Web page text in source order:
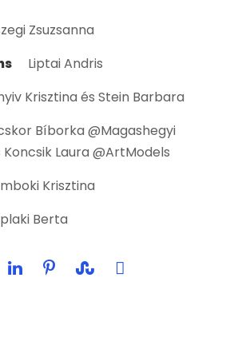
Zsuzsanna
Liptai Andris
Krisztina és Stein Barbara
Bíborka @Magashegyi
Laura @ArtModels
Krisztina
Berta